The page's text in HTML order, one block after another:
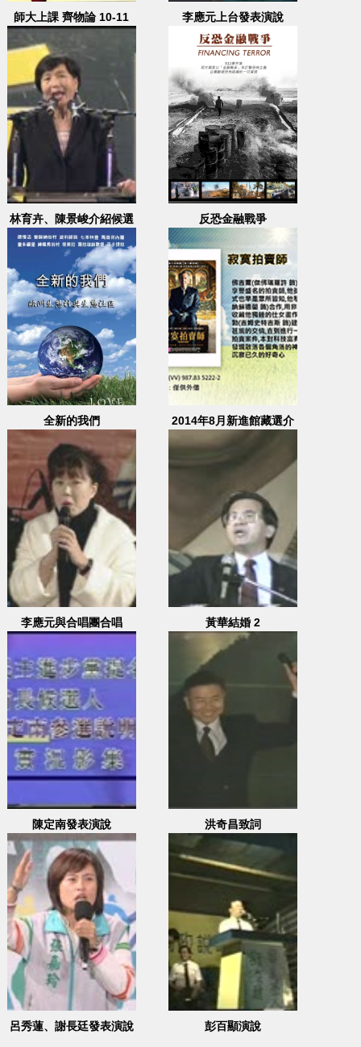
師大上課 齊物論 10-11 李應元上台發表演說
林育卉、陳景峻介紹候選
人，許添財上台發表政見
反恐金融戰爭
全新的我們 2014年8月新進館藏選介
李應元與合唱團合唱 黃華結婚 2
陳定南發表演說 洪奇昌致詞
呂秀蓮、謝長廷發表演說 彭百顯演說